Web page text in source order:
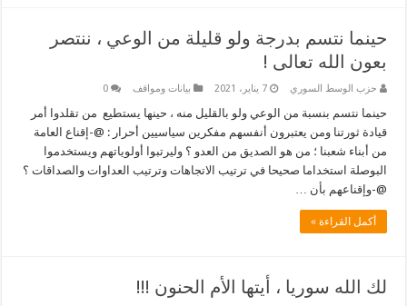
حينما نتسم بدرجة ولو قليلة من الوعي ، ننتصر
بعون الله تعالى !
حزب الوسط السوري 7 يناير، 2021 بيانات ومواقف 0
حينما نتسم بنسبة من الوعي ولو بالقليل منه ، حينها يستطيع من تقلدوا أمر
قيادة ثورتنا ومن يعتبرون أنفسهم مفكرين سياسيين أحرار : @-إقناع العامة
من أبناء شعبنا ؛ من هو الصديق من العدو ؟ وليرتبوا أولوياتهم ويستخدموا
البوصلة استخداما صحيحا في ترتيب الاتجاهات وترتيب العداوات والصداقات ؟
@-وإقناعهم بأن …
أكمل القراءة »
لك الله سوريا ، أيتها الأم الحنون !!!